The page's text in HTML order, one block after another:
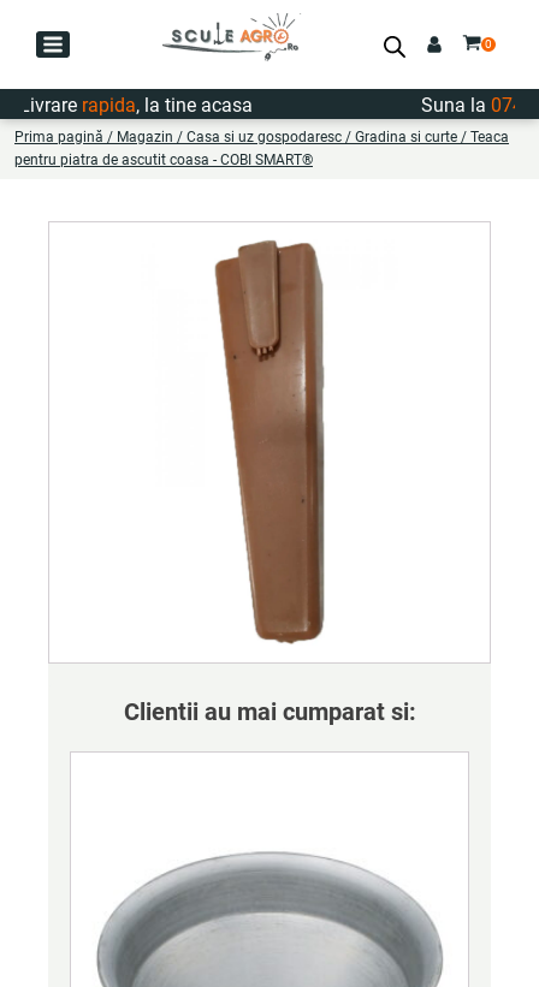
Livrarerapida, la tine acasa Suna la
Prima pagină / Magazin / Casa si uz gospodaresc / Gradina si curte / Teaca
pentru piatra de ascutit coasa - COBI SMART®
Clientii au mai cumparat si: